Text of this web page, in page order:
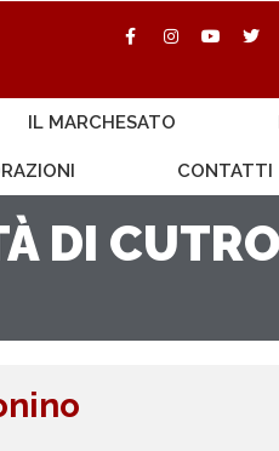
IL MARCHESATO
CONTATTI
DI CUTRO